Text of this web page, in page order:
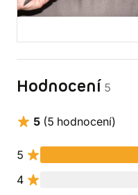
Hodnocení 5
5 (5 hodnocení)
5
4